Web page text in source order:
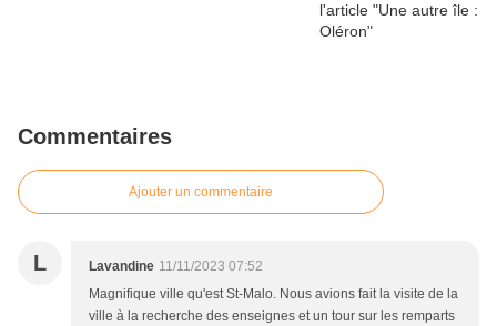
Commentaires
Ajouter un commentaire
L Lavandine 11/11/2023 07:52
Magnifique ville qu'est St-Malo. Nous avions fait la visite de la
ville à la recherche des enseignes et un tour sur les remparts